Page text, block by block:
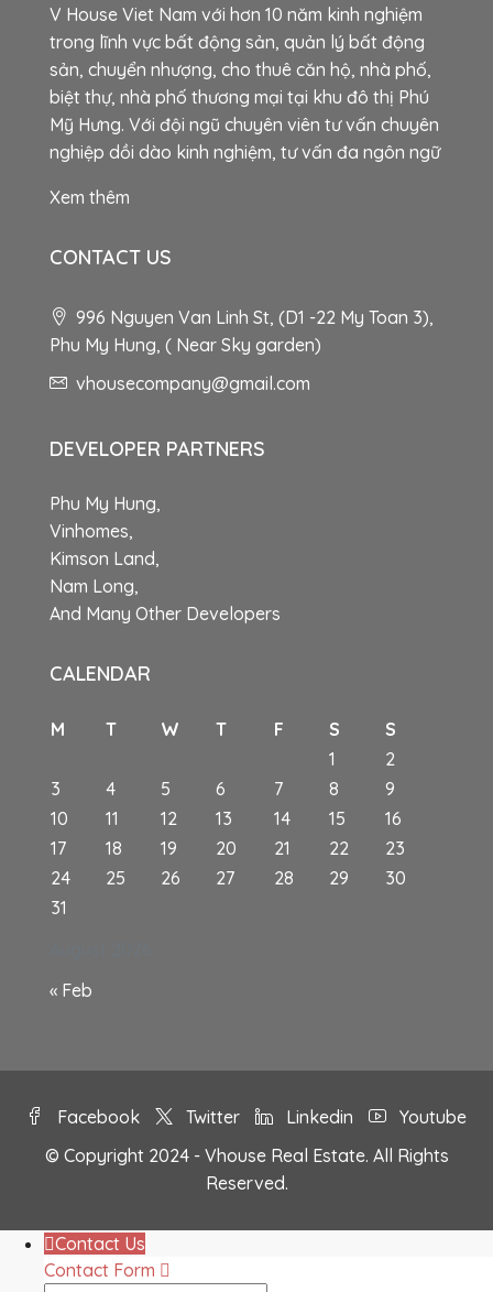
V House Viet Nam với hơn 10 năm kinh nghiệm
trong lĩnh vực bất động sản, quản lý bất động
sản, chuyển nhượng, cho thuê căn hộ, nhà phố,
biệt thự, nhà phố thương mại tại khu đô thị Phú
Mỹ Hưng. Với đội ngũ chuyên viên tư vấn chuyên
nghiệp dồi dào kinh nghiệm, tư vấn đa ngôn ngữ
Xem thêm
CONTACT US
996 Nguyen Van Linh St, (D1 -22 My Toan 3),
Phu My Hung, ( Near Sky garden)
vhousecompany@gmail.com
DEVELOPER PARTNERS
Phu My Hung,
Vinhomes,
Kimson Land,
Nam Long,
And Many Other Developers
CALENDAR
M T W T F S
S
1
2
3
4 5 6 7 8
9
10
11 12 13 14 15
16
17
18 19 20 21 22
23
24
25 26 27 28 29
30
31
« Feb
Facebook Twitter Linkedin
Youtube
© Copyright 2024 - Vhouse Real Estate. All Rights
Reserved.
Contact Us
Contact Form